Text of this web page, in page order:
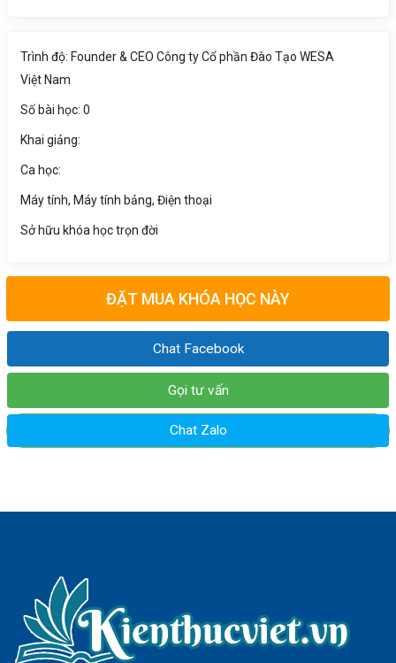
Trình độ: Founder & CEO Công ty Cổ phần Đào Tạo WESA
Việt Nam
Số bài học: 0
Khai giảng:
Ca học:
Máy tính, Máy tính bảng, Điện thoại
Sở hữu khóa học trọn đời
ĐẶT MUA KHÓA HỌC NÀY
Chat Facebook
Gọi tư vấn
Chat Zalo